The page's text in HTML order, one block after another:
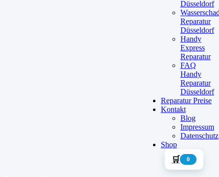
Düsseldorf
Reparatur
Düsseldorf
Handy
Express
Reparatur
FAQ
Handy
Reparatur
Düsseldorf
Reparatur Preise
Kontakt
Blog
Impressum
Datenschutz
Shop
🛒 0